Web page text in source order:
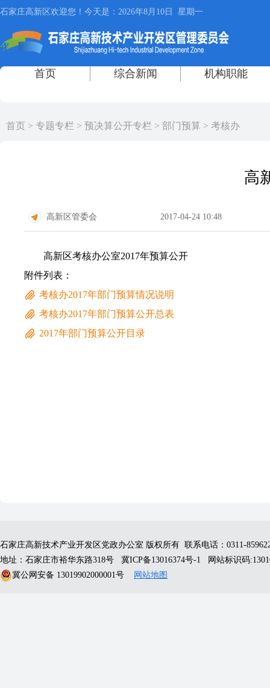
首页 > 专题专栏 > 预决算公开专栏 > 部门预算 > 考核办
高
高新区管委会 2017-04-24 10:48
高新区考核办公室2017年预算公开
附件列表：
考核办2017年部门预算情况说明
考核办2017年部门预算公开总表
2017年部门预算公开目录